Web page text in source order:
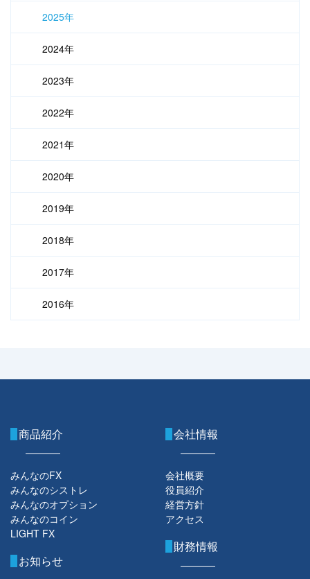
2025年
2024年
2023年
2022年
2021年
2020年
2019年
2018年
2017年
2016年
商品紹介
みんなのFX
みんなのシストレ
みんなのオプション
みんなのコイン
LIGHT FX
お知らせ
会社情報
会社概要
役員紹介
経営方針
アクセス
財務情報